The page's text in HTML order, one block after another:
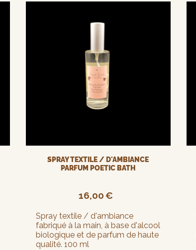
SPRAY TEXTILE / D'AMBIANCE
PARFUM POETIC BATH
16,00€
Spray textile / d'ambiance
fabriqué à la main, à base d'alcool
biologique et de parfum de haute
qualité. 100 ml